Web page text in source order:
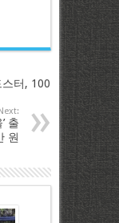
터, 100
Next:
출
원